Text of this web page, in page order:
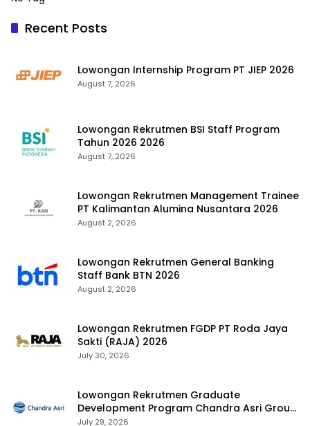
Recent Posts
Lowongan Internship Program PT JIEP 2026
August 7, 2026
Lowongan Rekrutmen BSI Staff Program
Tahun 2026 2026
August 7, 2026
Lowongan Rekrutmen Management Trainee
PT Kalimantan Alumina Nusantara 2026
August 2, 2026
Lowongan Rekrutmen General Banking
Staff Bank BTN 2026
August 2, 2026
Lowongan Rekrutmen FGDP PT Roda Jaya
Sakti (RAJA) 2026
July 30, 2026
Lowongan Rekrutmen Graduate
Development Program Chandra Asri Group
2026
July 29, 2026